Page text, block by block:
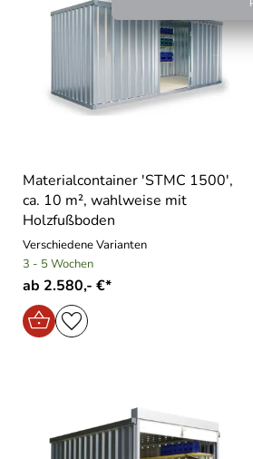
Materialcontainer ′STMC 1500′,
ca. 10 m², wahlweise mit
Holzfußboden
Verschiedene Varianten
3 - 5 Wochen
ab 2.580,- €*